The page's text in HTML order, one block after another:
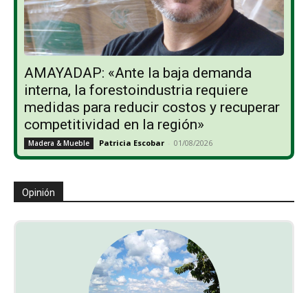
AMAYADAP: «Ante la baja demanda
interna, la forestoindustria requiere
medidas para reducir costos y recuperar
competitividad en la región»
Madera & Mueble Patricia Escobar - 01/08/2026
Opinión